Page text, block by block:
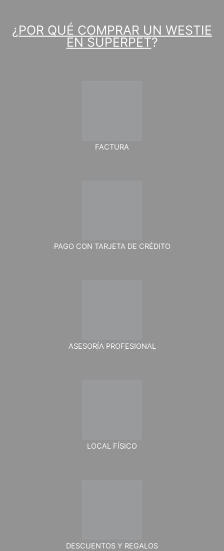
¿ POR QUÉ COMPRAR UN WESTIE
EN SUPERPET?
FACTURA
PAGO CON TARJETA DE CRÉDITO
ASESORÍA PROFESIONAL
LOCAL FÍSICO
DESCUENTOS Y REGALOS